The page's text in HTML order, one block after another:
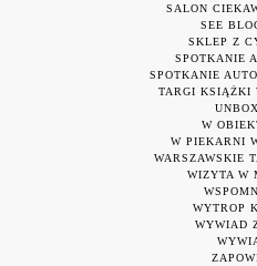
SALON
SEE
SKLEP Z
SPOTKANIE
SPOTKANIE
TARGI KSIĄŻKI
W
W PIEKARNI
WARSZAWSKIE
WIZYTA W
WYTROP
WYWIAD